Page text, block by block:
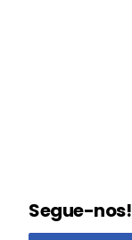
Segue-nos!